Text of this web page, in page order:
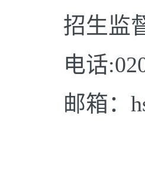
招生监
电话
邮箱：